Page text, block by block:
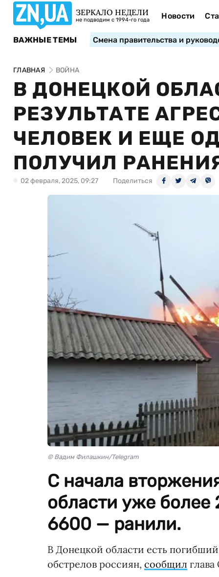
ЗЕРКАЛО НЕДЕЛИ
не подводим с 1994-го года Новости
ВАЖНЫЕ ТЕМЫ Смена правительства и
ГЛАВНАЯ ВОЙНА
В ДОНЕЦКОЙ
РЕЗУЛЬТАТЕ
ЧЕЛОВЕК И ЕЩЕ
ПОЛУЧИЛ
02 февраля, 2025, 09:27 Поделиться
© Вадим Филашкин/Telegram
С начала
области уже более
6600 — ранили.
В Донецкой области есть
обстрелов россиян, сообщил